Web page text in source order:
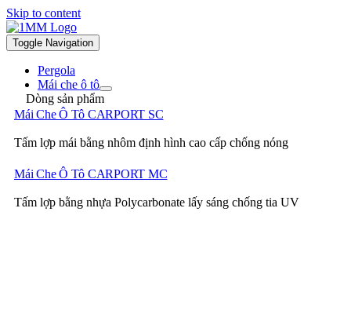
Skip to content
Toggle Navigation
Pergola
Mái che ô tô
Dòng sản phẩm
Mái Che Ô Tô CARPORT SC
Tấm lợp mái bằng nhôm định hình cao cấp chống nóng
Mái Che Ô Tô CARPORT MC
Tấm lợp bằng nhựa Polycarbonate lấy sáng chống tia UV